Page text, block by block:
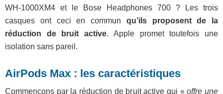
WH-1000XM4 et le Bose Headphones 700 ? Les trois
casques ont ceci en commun qu’ils proposent de la
réduction de bruit active. Apple promet toutefois une
isolation sans pareil.
AirPods Max : les caractéristiques
Commençons par la réduction de bruit active qui «offre une